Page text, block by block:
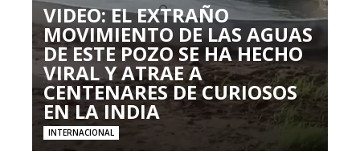
VIDEO: EL EXTRAÑO
MOVIMIENTO DE LAS AGUAS
DE ESTE POZO SE HA HECHO
VIRAL Y ATRAE A
CENTENARES DE CURIOSOS
EN LA INDIA
INTERNACIONAL